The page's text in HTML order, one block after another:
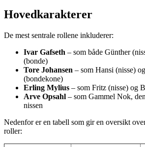
Hovedkarakterer
De mest sentrale rollene inkluderer:
Ivar Gafseth – som både Günther
(bonde)
Tore Johansen – som Hansi (nisse)
(bondekone)
Erling Mylius – som Fritz (nisse) og
Arve Opsahl – som Gammel Nok,
nissen
Nedenfor er en tabell som gir en oversikt
roller: